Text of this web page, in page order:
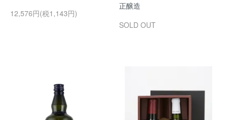
12,576円(税1,143円)
正醸造
SOLD OUT